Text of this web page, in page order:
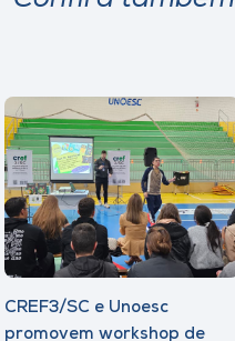
CREF3/SC e Unoesc
promovem workshop de